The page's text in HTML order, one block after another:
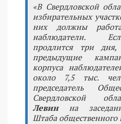
«В Свердловской
избирательных
них должны
наблюдатели.
продлится три
предыдущие
корпуса
около 7,5 тыс.
председатель
Свердловской
Левинна
Штаба